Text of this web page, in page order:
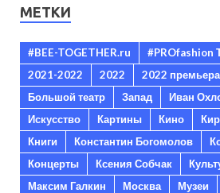
МЕТКИ
#BEE-TOGETHER.ru
#PROfashion
2021-2022
2022 2022 премьера
Большой театр
Запад
Иван
Искусство
Картины Кино
Книги
Константин Богомолов
Концерты
Ксения Собчак
Максим Галкин
Москва Музеи